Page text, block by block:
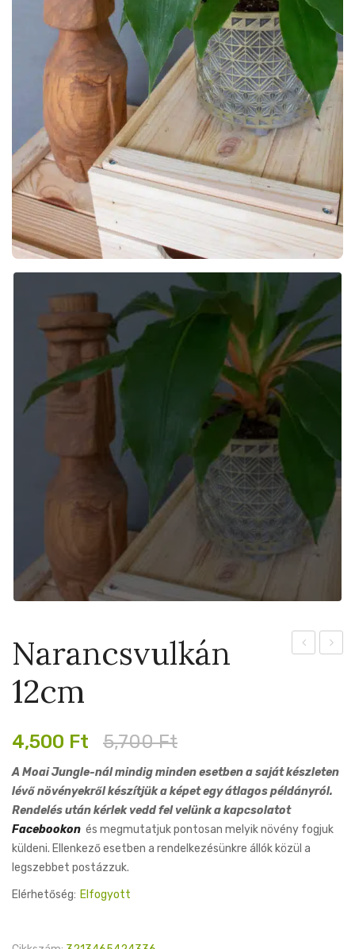
Narancsvulkán
12cm
5,700Ft
Original
was:
5,700 Ft.
4,500 Ft
Current
is:
4,500 Ft.
A Moai Jungle-nál mindig minden esetben a saját készleten
lévő növényekről készítjük a képet egy átlagos példányról.
Rendelés után kérlek vedd fel velünk a kapcsolatot
Facebookon és megmutatjuk pontosan melyik növény fogjuk
küldeni. Ellenkező esetben a rendelkezésünkre állók közül a
legszebbet postázzuk.
Elérhetőség: Elfogyott